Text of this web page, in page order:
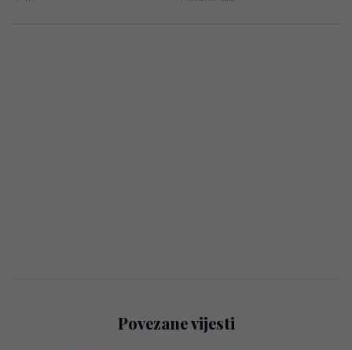
Povezane vijesti